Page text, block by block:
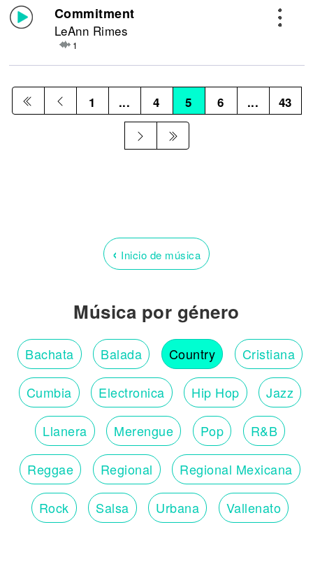
Commitment
LeAnn Rimes
1
1 ... 4 5 6 ... 43
‹ Inicio de música
Música por género
Bachata Balada Country Cristiana
Cumbia Electronica Hip Hop Jazz
Llanera Merengue Pop R&B
Reggae Regional Regional Mexicana
Rock Salsa Urbana Vallenato